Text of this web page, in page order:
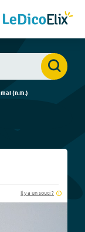
mai(n.m.)
Il y a un souci ?